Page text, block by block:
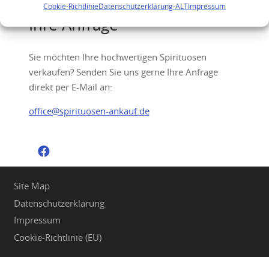
Cookie-RichtlinieDatenschutzerklärung-ALTImpressum
Ihre Anfrage
Sie möchten Ihre hochwertigen Spirituosen
verkaufen? Senden Sie uns gerne Ihre Anfrage
direkt per E-Mail an:
office@spirituosen-ankauf.de
Site Map
Datenschutzerklärung
Impressum
Cookie-Richtlinie (EU)